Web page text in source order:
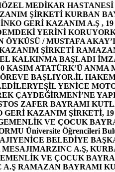
ÖZEL MEDİKAR
ŞİRKETİ KURBAN
GERİ KAZANIM A.Ş ,
YERİNİ KORUYOR
ÖYKÜSÜ / MUSTAFA
ŞİRKETİ
KALKINMA BAŞLADI
ATATÜRK’Ü ANMA
BAŞLIYOR.İL
YEŞİL YENİCE
ÇAYDEĞİRMENİ’NE
ZAFER BAYRAMI
KAZANIM ŞİRKETİ,
VE ÇOCUK
Üniversite Öğrencileri
YENİCE BELEDİYE
MESAJIMARZINC A.Ş,
VE ÇOCUK
A.Ş RAMAZAN BAYRAMI